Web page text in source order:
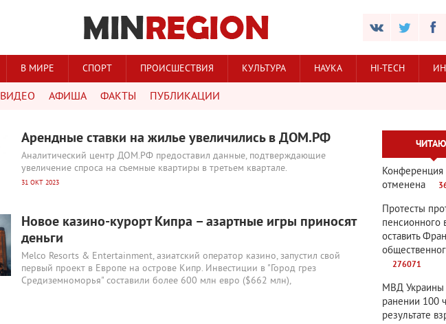
В МИРЕ СПОРТ ПРОИСШЕСТВИЯ КУЛЬТУРА НАУКА HI-TECH
ВИДЕО АФИША ФАКТЫ ПУБЛИКАЦИИ
Арендные ставки на жилье увеличились в ДОМ.РФ
Аналитический центр ДОМ.РФ предоставил данные, подтверждающие
увеличение спроса на съемные квартиры в третьем квартале.
31 ОКТ 2023
Новое казино-курорт Кипра – азартные игры приносят
деньги
Melco Resorts & Entertainment, азиатский оператор казино, запустил свой
первый проект в Европе на острове Кипр. Инвестиции в "Город грез
Средиземноморья" составили более 600 млн евро ($662 млн),
отменена
Протесты
пенсионного
оставить
276071
МВД
ранении 100
результате